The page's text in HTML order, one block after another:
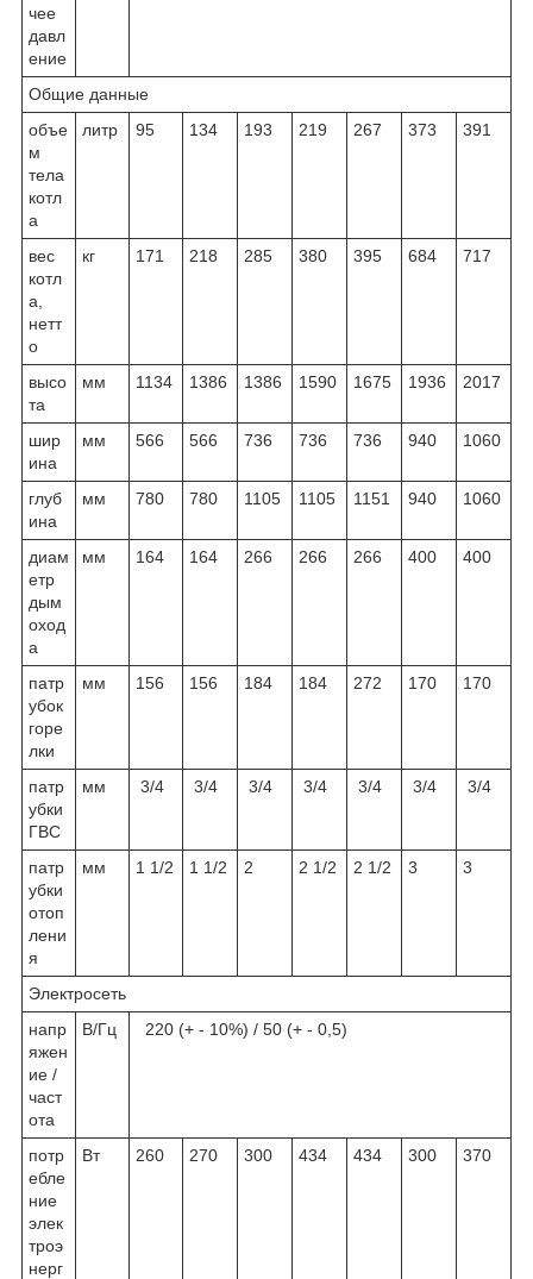
чее
давл
ение
Общие данные
объе
м
тела
котл
а
литр 95 134 193 219 267 373 391
вес
котл
а,
нетт
о
кг 171 218 285 380 395 684 717
высо
та
мм 1134 1386 1386 1590 1675 1936 2017
шир
ина
мм 566 566 736 736 736 940 1060
глуб
ина
мм 780 780 1105 1105 1151 940 1060
диам
етр
дым
оход
а
мм 164 164 266 266 266 400 400
патр
убок
горе
лки
мм 156 156 184 184 272 170 170
патр
убки
ГВС
мм 3/4 3/4 3/4 3/4 3/4 3/4 3/4
патр
убки
отоп
лени
я
мм 1 1/2 1 1/2 2 2 1/2 2 1/2 3 3
Электросеть
напр
яжен
ие /
част
ота
В/Гц 220 (+ - 10%) / 50 (+ - 0,5)
потр
ебле
ние
элек
троэ
нерг
Вт 260 270 300 434 434 300 370